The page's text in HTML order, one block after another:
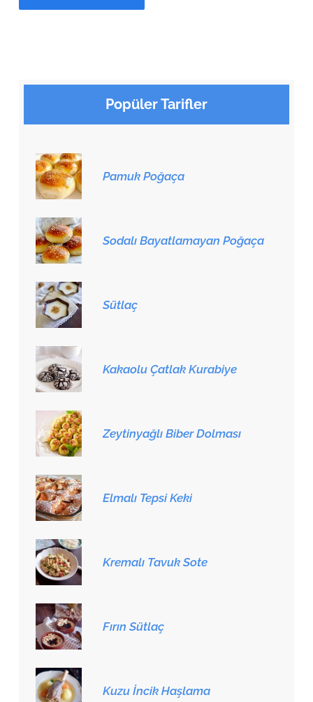
Popüler Tarifler
Pamuk Poğaça
Sodalı Bayatlamayan Poğaça
Sütlaç
Kakaolu Çatlak Kurabiye
Zeytinyağlı Biber Dolması
Elmalı Tepsi Keki
Kremalı Tavuk Sote
Fırın Sütlaç
Kuzu İncik Haşlama